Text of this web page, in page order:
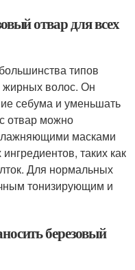
отвар для всех
типов
жирных волос. Он
себума и уменьшать
отвар можно
масками
таких как
Для нормальных
тонизирующим и
березовый